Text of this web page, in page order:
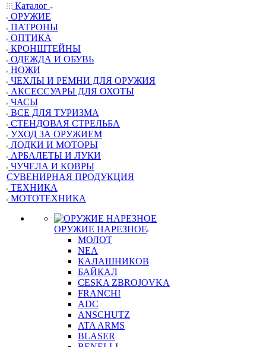
Каталог
ОРУЖИЕ
ПАТРОНЫ
ОПТИКА
КРОНШТЕЙНЫ
ОДЕЖДА И ОБУВЬ
НОЖИ
ЧЕХЛЫ И РЕМНИ ДЛЯ ОРУЖИЯ
АКСЕССУАРЫ ДЛЯ ОХОТЫ
ЧАСЫ
ВСЕ ДЛЯ ТУРИЗМА
СТЕНДОВАЯ СТРЕЛЬБА
УХОД ЗА ОРУЖИЕМ
ЛОДКИ И МОТОРЫ
АРБАЛЕТЫ И ЛУКИ
ЧУЧЕЛА И КОВРЫ
СУВЕНИРНАЯ ПРОДУКЦИЯ
ТЕХНИКА
МОТОТЕХНИКА
ОРУЖИЕ НАРЕЗНОЕ
МОЛОТ
NEA
КАЛАШНИКОВ
БАЙКАЛ
CESKA ZBROJOVKA
FRANCHI
ADC
ANSCHUTZ
ATA ARMS
BLASER